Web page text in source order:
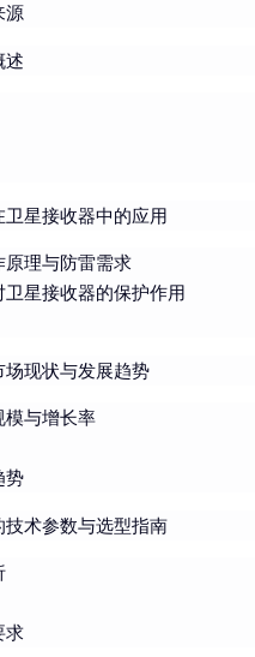
源
述
星接收器中的应用
理与防雷需求
星接收器的保护作用
现状与发展趋势
模与增长率
势
术参数与选型指南
求